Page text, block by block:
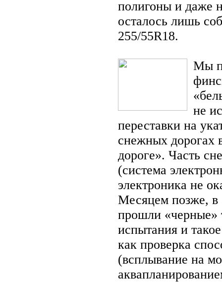
полигоны и даже
осталось лишь
255/55R18.
Мы
не
переставки на
снежных дорогах
дороге». Часть
(система
электроника не
Месяцем позже, в
прошли «черные»
испытания и
как проверка
(всплывание на